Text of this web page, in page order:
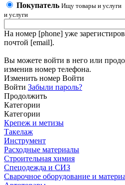
Покупатель Ищу товары и услуги
и услуги
На номер [phone] уже
почтой [email].
Вы можете войти в него или
изменив номер телефона.
Изменить номер Войти
Войти Забыли пароль?
Продолжить
Категории
Категории
Крепеж и метизы
Такелаж
Инструмент
Расходные материалы
Строительная химия
Спецодежда и СИЗ
Сварочное оборудование и